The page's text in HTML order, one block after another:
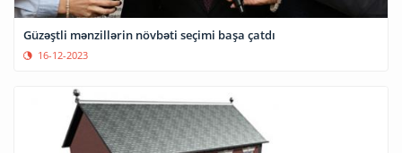
Güzəştli mənzillərin növbəti seçimi başa çatdı
16-12-2023